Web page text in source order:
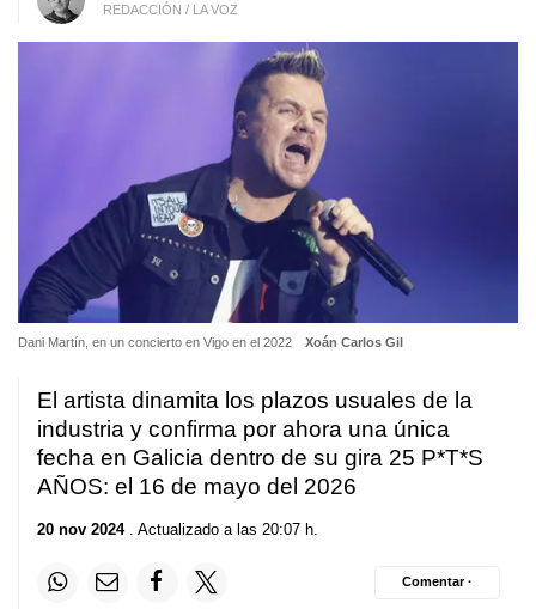
REDACCIÓN / LA VOZ
Dani Martín, en un concierto en Vigo en el 2022 Xoán Carlos Gil
El artista dinamita los plazos usuales de la
industria y confirma por ahora una única
fecha en Galicia dentro de su gira 25 P*T*S
AÑOS: el 16 de mayo del 2026
20 nov 2024. Actualizado a las 20:07 h.
Comentar ·